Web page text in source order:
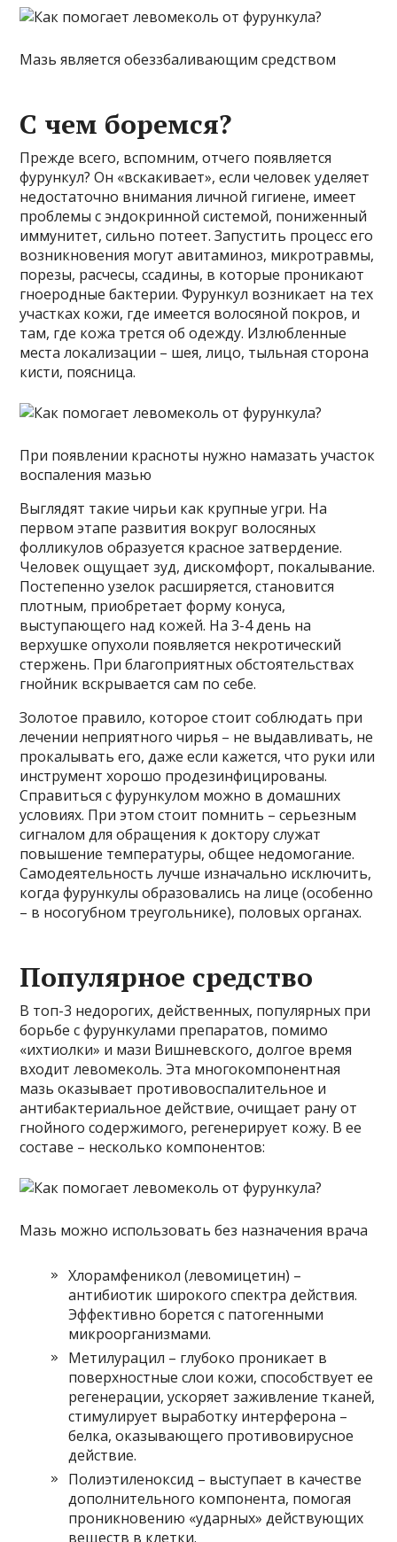
Мазь является обеззбаливающим средством
С чем боремся?
Прежде всего, вспомним, отчего появляется
фурункул? Он «вскакивает», если человек уделяет
недостаточно внимания личной гигиене, имеет
проблемы с эндокринной системой, пониженный
иммунитет, сильно потеет. Запустить процесс его
возникновения могут авитаминоз, микротравмы,
порезы, расчесы, ссадины, в которые проникают
гноеродные бактерии. Фурункул возникает на тех
участках кожи, где имеется волосяной покров, и
там, где кожа трется об одежду. Излюбленные
места локализации – шея, лицо, тыльная сторона
кисти, поясница.
При появлении красноты нужно намазать участок
воспаления мазью
Выглядят такие чирьи как крупные угри. На
первом этапе развития вокруг волосяных
фолликулов образуется красное затвердение.
Человек ощущает зуд, дискомфорт, покалывание.
Постепенно узелок расширяется, становится
плотным, приобретает форму конуса,
выступающего над кожей. На 3-4 день на
верхушке опухоли появляется некротический
стержень. При благоприятных обстоятельствах
гнойник вскрывается сам по себе.
Золотое правило, которое стоит соблюдать при
лечении неприятного чирья – не выдавливать, не
прокалывать его, даже если кажется, что руки или
инструмент хорошо продезинфицированы.
Справиться с фурункулом можно в домашних
условиях. При этом стоит помнить – серьезным
сигналом для обращения к доктору служат
повышение температуры, общее недомогание.
Самодеятельность лучше изначально исключить,
когда фурункулы образовались на лице (особенно
– в носогубном треугольнике), половых органах.
Популярное средство
В топ-3 недорогих, действенных, популярных при
борьбе с фурункулами препаратов, помимо
«ихтиолки» и мази Вишневского, долгое время
входит левомеколь. Эта многокомпонентная
мазь оказывает противовоспалительное и
антибактериальное действие, очищает рану от
гнойного содержимого, регенерирует кожу. В ее
составе – несколько компонентов:
Мазь можно использовать без назначения врача
Хлорамфеникол (левомицетин) –
антибиотик широкого спектра действия.
Эффективно борется с патогенными
микроорганизмами.
Метилурацил – глубоко проникает в
поверхностные слои кожи, способствует ее
регенерации, ускоряет заживление тканей,
стимулирует выработку интерферона –
белка, оказывающего противовирусное
действие.
Полиэтиленоксид – выступает в качестве
дополнительного компонента, помогая
проникновению «ударных» действующих
веществ в клетки.